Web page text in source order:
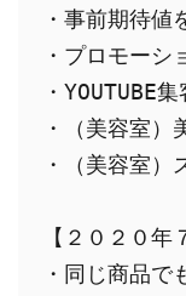
・事前期待値
・プロモーシ
・YOUTUBE
・（美容室）
・（美容室
【２０２０年
・同じ商品で